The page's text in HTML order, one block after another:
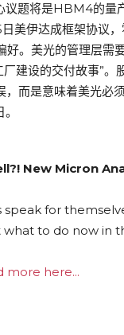
议题将是HBM4的
美伊达成框架协议
好。美光的管理层
建设的交付故事”
，而是意味着美光必
New Micron
for
to do now in
more here...